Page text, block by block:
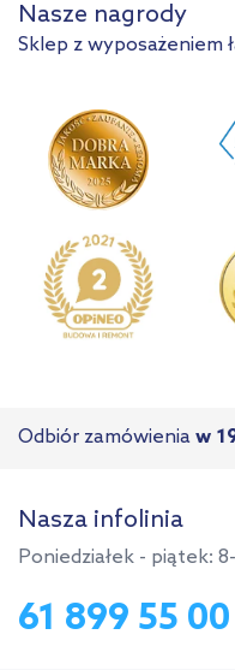
Nasze nagrody
Sklep z wyposażeniem
Odbiór zamówienia w
Nasza infolinia
Poniedziałek - piątek:
61 899 55 00